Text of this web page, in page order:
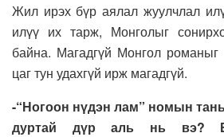
Жил ирэх бүр аялал жуулчлал
илүү их тарж, Монголыг
байна. Магадгүй Монгол
цаг тун удахгүй ирж магадгүй.
-“Ногоон нүдэн лам” номын
дуртай дүр аль нь вэ?